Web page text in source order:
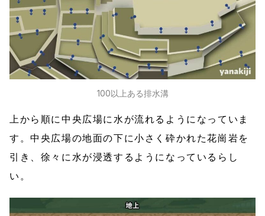
100以上ある排水溝
上から順に中央広場に水が流れるようになっていま
す。中央広場の地面の下に小さく砕かれた花崗岩を
引き、徐々に水が浸透するようになっているらし
い。